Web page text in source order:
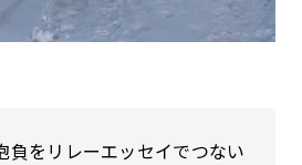
負をリレーエッセイでつない